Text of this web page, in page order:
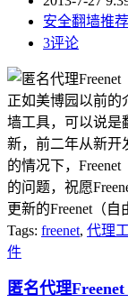
安全翻墙推荐
3评论
正如美博园以前的
墙工具，可以说是
新，前二年从新开
的情况下，
的问题，祝愿
更新的Freenet（自
Tags: freenet, 代理
件
匿名代理